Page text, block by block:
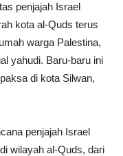
penjajah Israel
kota al-Quds terus
warga Palestina,
yahudi. Baru-baru ini
di kota Silwan,
penjajah Israel
wilayah al-Quds, dari